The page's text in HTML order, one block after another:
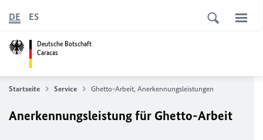
Deutsche Botschaft
Caracas
DE ES
Startseite Service Ghetto-Arbeit, Anerkennungsleistungen
Anerkennungsleistung für Ghetto-Arbeit